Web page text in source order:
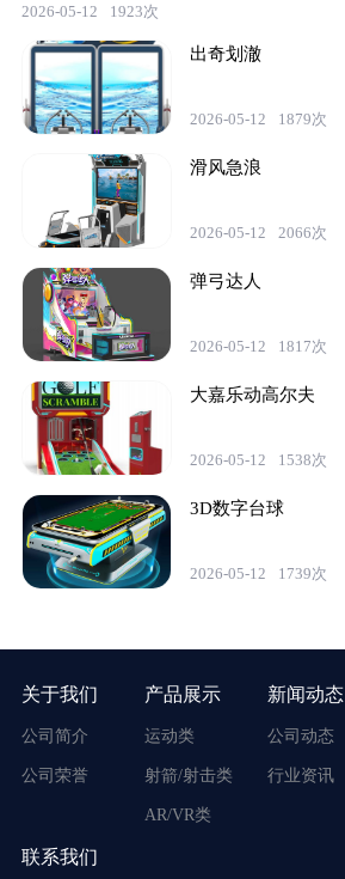
2026-05-12 1923次
出奇划澈
2026-05-12 1879次
滑风急浪
2026-05-12 2066次
弹弓达人
2026-05-12 1817次
大嘉乐动高尔夫
2026-05-12 1538次
3D数字台球
2026-05-12 1739次
关于我们
公司简介
公司荣誉
产品展示
运动类
射箭/射击类
AR/VR类
新闻动态
公司动态
行业资讯
联系我们